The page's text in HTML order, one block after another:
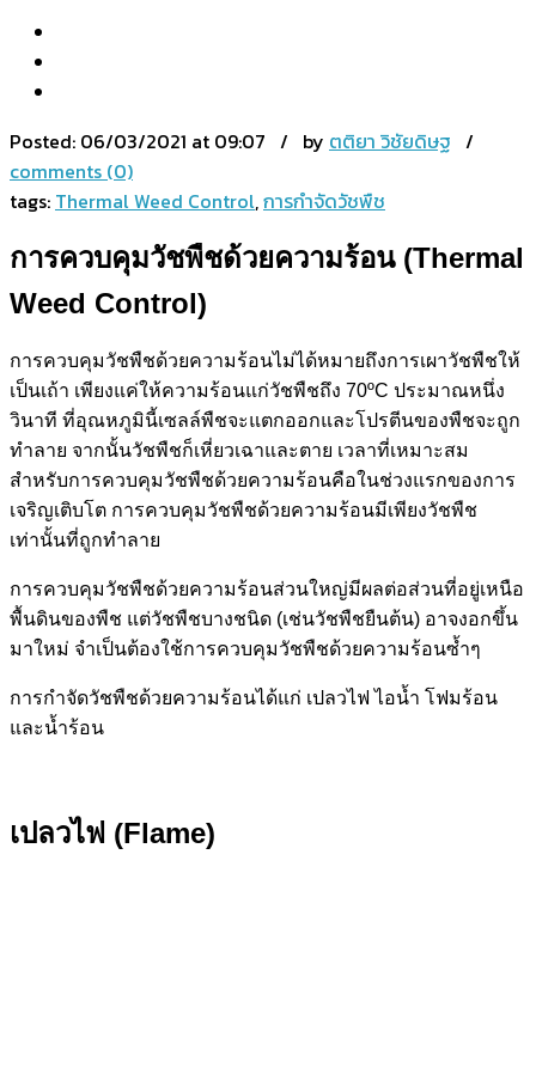
Posted: 06/03/2021 at 09:07 / by ตติยา วิชัยดิษฐ /
comments (0)
tags: Thermal Weed Control,การกำจัดวัชพืช
การควบคุมวัชพืชด้วยความร้อน (Thermal
Weed Control)
การควบคุมวัชพืชด้วยความร้อนไม่ได้หมายถึงการเผาวัชพืชให้
เป็นเถ้า เพียงแค่ให้ความร้อนแก่วัชพืชถึง 70ºC ประมาณหนึ่ง
วินาที ที่อุณหภูมินี้เซลล์พืชจะแตกออกและโปรตีนของพืชจะถูก
ทำลาย จากนั้นวัชพืชก็เหี่ยวเฉาและตาย เวลาที่เหมาะสม
สำหรับการควบคุมวัชพืชด้วยความร้อนคือในช่วงแรกของการ
เจริญเติบโต การควบคุมวัชพืชด้วยความร้อนมีเพียงวัชพืช
เท่านั้นที่ถูกทำลาย
การควบคุมวัชพืชด้วยความร้อนส่วนใหญ่มีผลต่อส่วนที่อยู่เหนือ
พื้นดินของพืช แต่วัชพืชบางชนิด (เช่นวัชพืชยืนต้น) อาจงอกขึ้น
มาใหม่ จำเป็นต้องใช้การควบคุมวัชพืชด้วยความร้อนซ้ำๆ
การกำจัดวัชพืชด้วยความร้อนได้แก่ เปลวไฟ ไอน้ำ โฟมร้อน
และน้ำร้อน
เปลวไฟ (Flame)